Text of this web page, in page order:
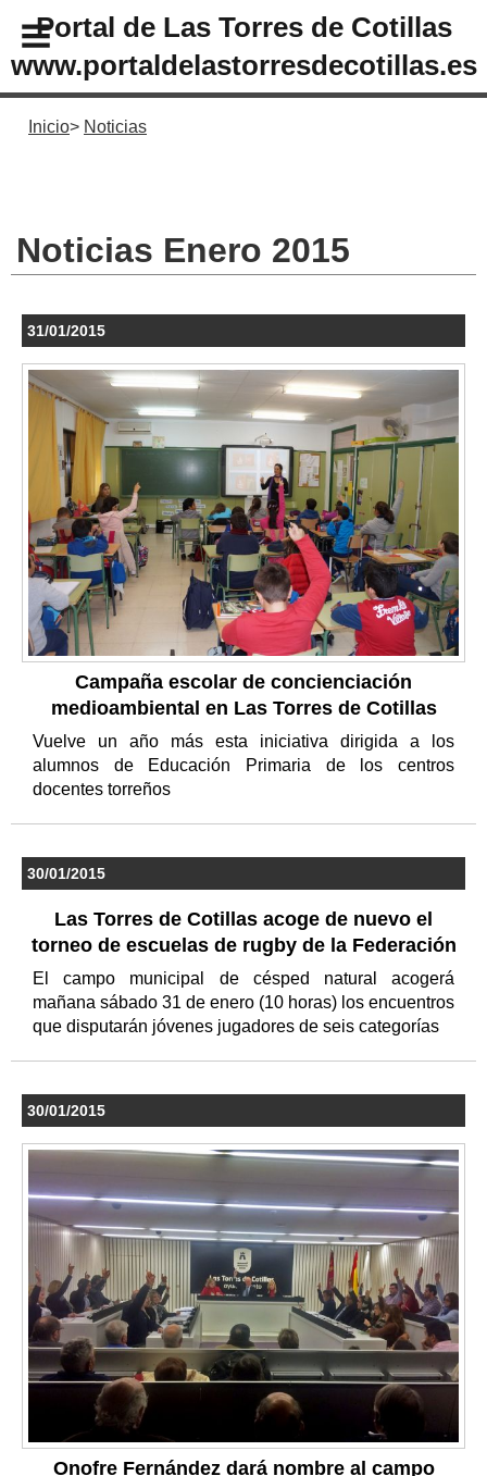
Portal de Las Torres de Cotillas
www.portaldelastorresdecotillas.es
Inicio Noticias
Noticias Enero 2015
31/01/2015
Campaña escolar de concienciación
medioambiental en Las Torres de Cotillas
Vuelve un año más esta iniciativa dirigida a los
alumnos de Educación Primaria de los centros
docentes torreños
30/01/2015
Las Torres de Cotillas acoge de nuevo el
torneo de escuelas de rugby de la Federación
El campo municipal de césped natural acogerá
mañana sábado 31 de enero (10 horas) los encuentros
que disputarán jóvenes jugadores de seis categorías
30/01/2015
Onofre Fernández dará nombre al campo